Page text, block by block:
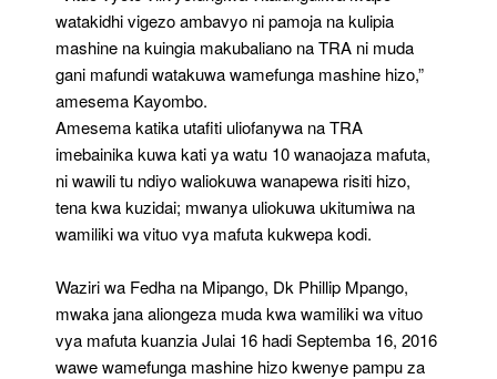
watakidhi vigezo ambavyo ni pamoja na kulipia
mashine na kuingia makubaliano na TRA ni muda
gani mafundi watakuwa wamefunga mashine hizo,”
amesema Kayombo.
Amesema katika utafiti uliofanywa na TRA
imebainika kuwa kati ya watu 10 wanaojaza mafuta,
ni wawili tu ndiyo waliokuwa wanapewa risiti hizo,
tena kwa kuzidai; mwanya uliokuwa ukitumiwa na
wamiliki wa vituo vya mafuta kukwepa kodi.
Waziri wa Fedha na Mipango, Dk Phillip Mpango,
mwaka jana aliongeza muda kwa wamiliki wa vituo
vya mafuta kuanzia Julai 16 hadi Septemba 16, 2016
wawe wamefunga mashine hizo kwenye pampu za